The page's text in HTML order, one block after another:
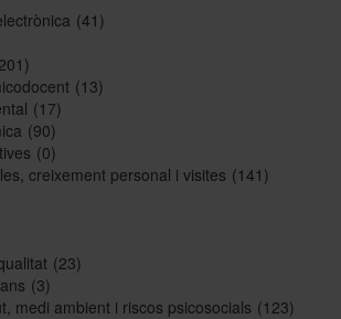
Autoaprenentatge
Ajuts
Històric i memòries
(41)
(13)
(17)
(90)
(0)
creixement personal i visites (141)
(23)
(3)
medi ambient i riscos psicosocials (123)